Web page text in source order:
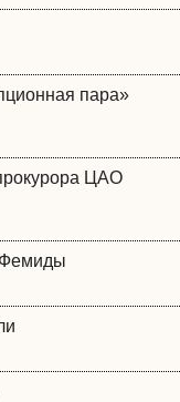
пара»
ЦАО
Фемиды